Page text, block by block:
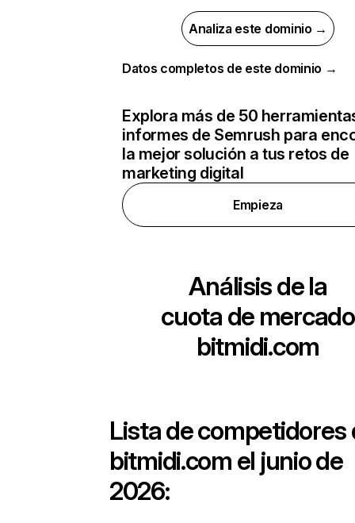
Analiza este dominio →
Datos completos de este dominio →
Explora más de 50
informes de Semrush para
la mejor solución a tus retos de
marketing digital
Empieza
Análisis de la
cuota de mercado
bitmidi.com
Lista de competidores
bitmidi.com el junio de
2026: